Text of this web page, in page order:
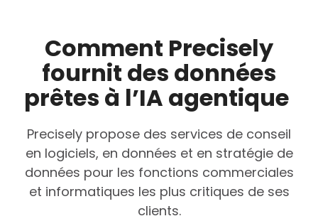
Comment Precisely
fournit des données
prêtes à l’IA agentique
Precisely propose des services de conseil
en logiciels, en données et en stratégie de
données pour les fonctions commerciales
et informatiques les plus critiques de ses
clients.